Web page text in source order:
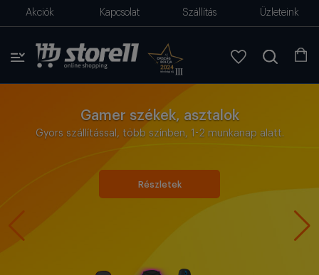
Akciók Kapcsolat Szállítás Üzleteink
Gamer székek, asztalok
Gyors szállítással, több színben, 1-2 munkanap alatt.
Részletek